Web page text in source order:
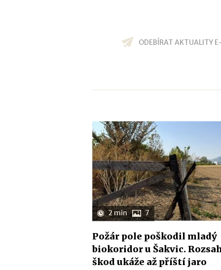
ODEBÍRAT AKTUALITY
2 min 7
Požár pole poškodil mladý
biokoridor u Šakvic.
škod ukáže až příští jaro